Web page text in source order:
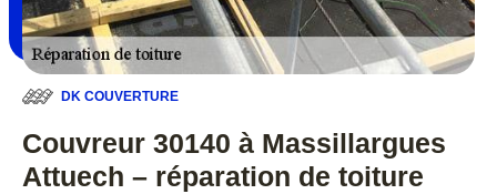
DK COUVERTURE
Couvreur 30140 à Massillargues
Attuech – réparation de toiture